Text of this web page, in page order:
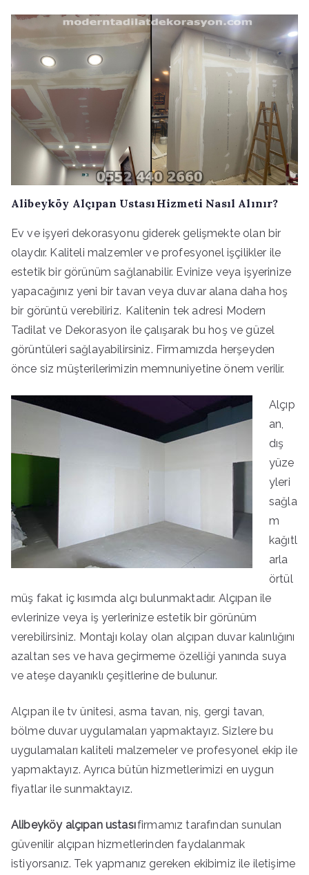
Alibeyköy Alçıpan Ustası Hizmeti Nasıl Alınır?
Ev ve işyeri dekorasyonu giderek gelişmekte olan bir
olaydır. Kaliteli malzemler ve profesyonel işçilikler ile
estetik bir görünüm sağlanabilir. Evinize veya işyerinize
yapacağınız yeni bir tavan veya duvar alana daha hoş
bir görüntü verebiliriz. Kalitenin tek adresi Modern
Tadilat ve Dekorasyon ile çalışarak bu hoş ve güzel
görüntüleri sağlayabilirsiniz. Firmamızda herşeyden
önce siz müşterilerimizin memnuniyetine önem verilir.
Alçıp
an,
dış
yüze
yleri
sağla
m
kağıtl
arla
örtül
müş fakat iç kısımda alçı bulunmaktadır. Alçıpan ile
evlerinize veya iş yerlerinize estetik bir görünüm
verebilirsiniz. Montajı kolay olan alçıpan duvar kalınlığını
azaltan ses ve hava geçirmeme özelliği yanında suya
ve ateşe dayanıklı çeşitlerine de bulunur.
Alçıpan ile tv ünitesi, asma tavan, niş, gergi tavan,
bölme duvar uygulamaları yapmaktayız. Sizlere bu
uygulamaları kaliteli malzemeler ve profesyonel ekip ile
yapmaktayız. Ayrıca bütün hizmetlerimizi en uygun
fiyatlar ile sunmaktayız.
Alibeyköy alçıpan ustasıfirmamız tarafından sunulan
güvenilir alçıpan hizmetlerinden faydalanmak
istiyorsanız. Tek yapmanız gereken ekibimiz ile iletişime